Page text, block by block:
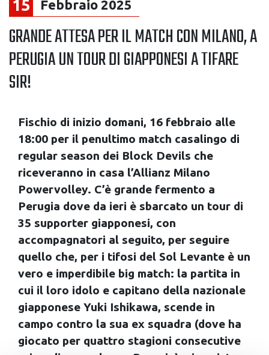
15 Febbraio 2025
GRANDE ATTESA PER IL MATCH CON MILANO, A
PERUGIA UN TOUR DI GIAPPONESI A TIFARE
SIR!
Fischio di inizio domani, 16 febbraio alle
18:00 per il penultimo match casalingo di
regular season dei Block Devils che
riceveranno in casa l’Allianz Milano
Powervolley. C’è grande fermento a
Perugia dove da ieri è sbarcato un tour di
35 supporter giapponesi, con
accompagnatori al seguito, per seguire
quello che, per i tifosi del Sol Levante è un
vero e imperdibile big match: la partita in
cui il loro idolo e capitano della nazionale
giapponese Yuki Ishikawa, scende in
campo contro la sua ex squadra (dove ha
giocato per quattro stagioni consecutive